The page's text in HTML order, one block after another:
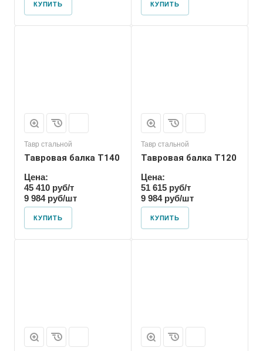
КУПИТЬ КУПИТЬ
Тавр стальной
Тавровая балка T140
Цена:
45 410 руб/т
9 984 руб/шт
КУПИТЬ
Тавр стальной
Тавровая балка T120
Цена:
51 615 руб/т
9 984 руб/шт
КУПИТЬ